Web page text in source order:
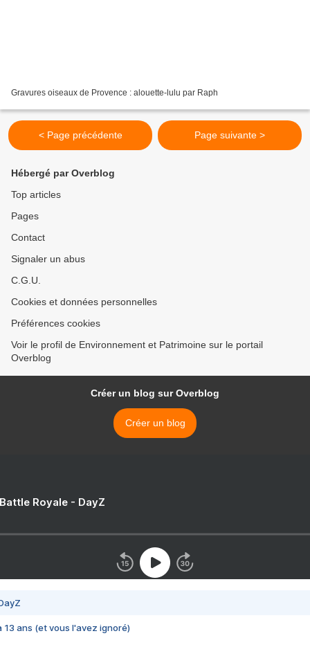
Gravures oiseaux de Provence : alouette-lulu par Raph
< Page précédente Page suivante >
Hébergé par Overblog
Top articles
Pages
Contact
Signaler un abus
C.G.U.
Cookies et données personnelles
Préférences cookies
Voir le profil de Environnement et Patrimoine sur le portail
Overblog
Créer un blog sur Overblog
Créer un blog
Royale - DayZ
13 ans (et vous l'avez ignoré)